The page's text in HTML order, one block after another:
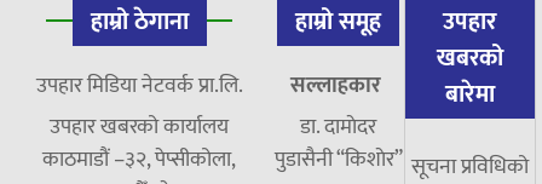
हाम्रो ठेगाना
उपहार मिडिया नेटवर्क प्रा.लि.
उपहार खबरको कार्यालय
काठमाडौं –३२, पेप्सीकोला,
हाम्रो समूह
सल्लाहकार
डा. दामाेदर
पुडासैनी “किशाेर”
उपहार
खबरको
बारेमा
सूचना प्रविधिको